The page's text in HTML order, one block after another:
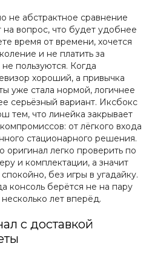
не абстрактное сравнение
вопрос, что будет удобнее
время от времени, хочется
и не платить за
пользуются. Когда
хороший, а привычка
уже стала нормой, логичнее
серьёзный вариант. Иксбокс
тем, что линейка закрывает
от лёгкого входа
стационарного решения.
оригинал легко проверить по
и комплектации, а значит
без игры в угадайку.
консоль берётся не на пару
лет вперёд.
с доставкой